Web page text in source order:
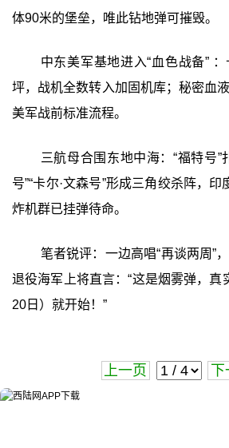
体90米的堡垒，唯此钻地弹可摧毁。
中东美军基地进入“血色战备”
坪，战机全数转入加固机库；秘密血
美军战前标准流程。
三航母合围东地中海：“福特号”
号”“卡尔·文森号”形成三角绞杀阵，
炸机群已挂弹待命。
笔者锐评：一边高唱“再谈两周”
退役海军上将直言：“这是烟雾弹，真
20日）就开始！”
上一页 下